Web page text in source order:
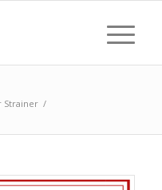
Strainer /